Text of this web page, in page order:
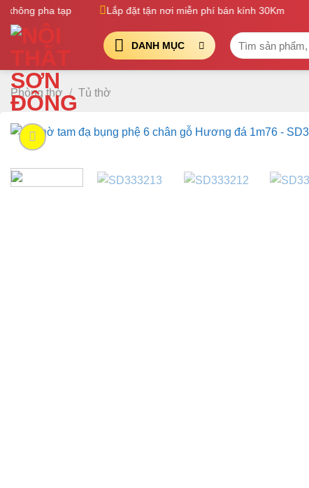
Bỏ
qua
pha tạp Lắp đặt tận nơi miễn phí bán kính 30Km
DANH MỤC
Tìm
kiếm:
Phòng thờ / Tủ thờ